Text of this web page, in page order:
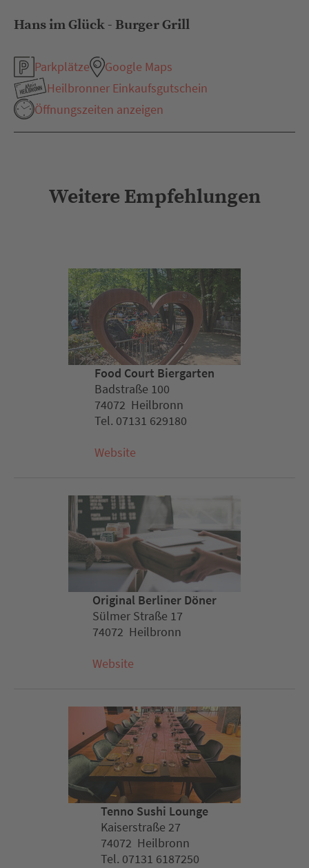
Hans im Glück - Burger Grill
Parkplätze
Google Maps
Heilbronner Einkaufsgutschein
Öffnungszeiten anzeigen
Weitere Empfehlungen
Food Court Biergarten
Badstraße 100
74072 Heilbronn
Tel. 07131 629180
Website
Original Berliner Döner
Sülmer Straße 17
74072 Heilbronn
Website
Tenno Sushi Lounge
Kaiserstraße 27
74072 Heilbronn
Tel. 07131 6187250